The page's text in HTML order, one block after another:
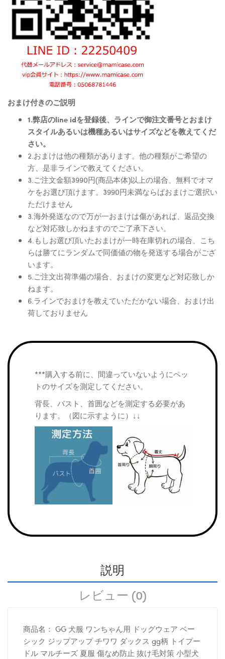
おまけ付きのご説明
1.弊店のline idを登録後、ラインで御注文番号とおまけ
スタイルあるいは機種あるいはサイズなどを教えてくだ
さい。
2.おまけは他の種類があります。他の種類がご希望の
方、是非ラインで教えてください。
3.ご注文金額3990円(商品本体)以上の場合、無料でオマ
ケをお選び頂けます。3990円未満ならばおまけご選択い
ただけません
3.海外発送なので万が一おまけは傷があれば、返品交換
など対応致しかねますのでご了承下さい。
4.もしお選び頂いたおまけが一時在庫切れの場合、こち
らは勝てにランダムで同価値の物を発送する場合がござ
います。
5.ご注文出荷準備の場合、おまけの変更など対応致しか
ねます。
6.ラインでおまけを教えていただかない場合、おまけ出
荷しておりません
***購入する前に、間違っていないようにペッ
トのサイズを測定してください。
背長、バスト、首囲などを測定する必要があ
ります。（図に示すように）↓↓
説明
レビュー (0)
商品名： GG 犬服 ワンちゃん用 ドッグウェア ベー
シック ジップアップ チワワ ダックス gg柄 トイプー
ドル マルチーズ 夏服 傷なめ防止 抜け毛対策 小型犬